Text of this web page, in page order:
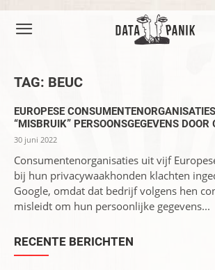
TAG: BEUC
EUROPESE
“MISBRUIK” PERSOONSGEGEVENS DOOR
30 juni 2022
Consumentenorganisaties uit vijf
bij hun privacywaakhonden klachten
Google, omdat dat bedrijf volgens hen
misleidt om hun persoonlijke gegevens...
RECENTE BERICHTEN